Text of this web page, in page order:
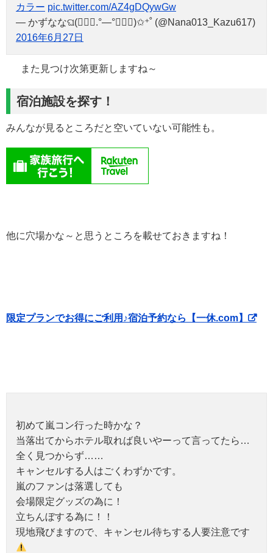
カラー pic.twitter.com/AZ4gDQywGw
— かずななଘ(๑⃙⃘.°—°๑⃙⃘)✩⁺˚ (@Nana013_Kazu617)
2016年6月27日
また見つけ次第更新しますね～
宿泊施設を探す！
みんなが見るところだと空いていない可能性も。
他に穴場かな～と思うところを載せておきますね！
限定プランでお得にご利用♪宿泊予約なら【一休.com】
初めて嵐コン行った時かな？
当落出てからホテル取れば良いやーって言ってたら…
全く見つからず……
キャンセルする人はごくわずかです。
嵐のファンは落選しても
会場限定グッズの為に！
立ちんぼする為に！！
現地飛びますので、キャンセル待ちする人要注意です